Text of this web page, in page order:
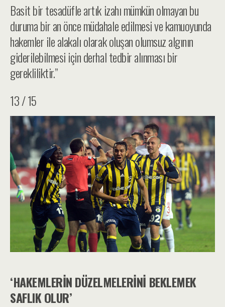
Basit bir tesadüfle artık izahı mümkün olmayan bu
duruma bir an önce müdahale edilmesi ve kamuoyunda
hakemler ile alakalı olarak oluşan olumsuz algının
giderilebilmesi için derhal tedbir alınması bir
gerekliliktir.”
13 / 15
‘HAKEMLERİN DÜZELMELERİNİ BEKLEMEK
SAFLIK OLUR’